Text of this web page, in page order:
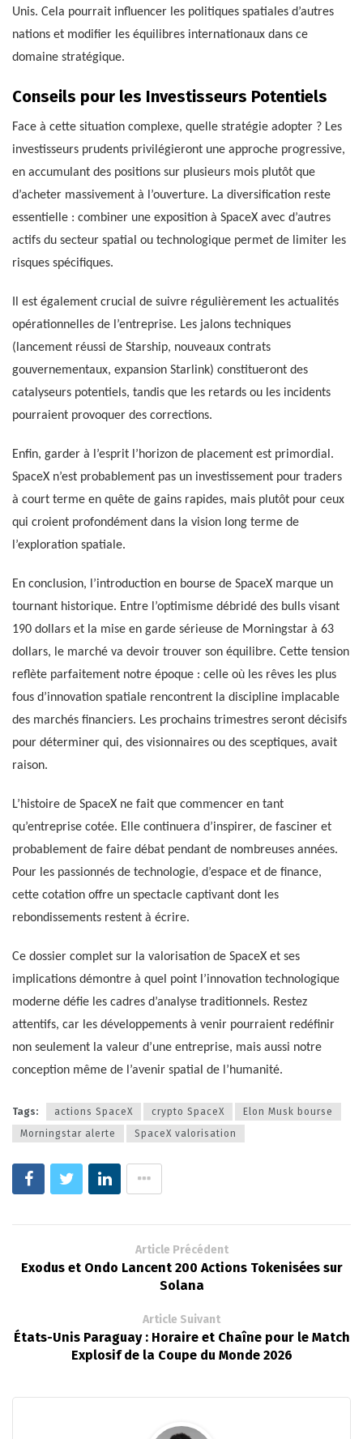
Unis. Cela pourrait influencer les politiques spatiales d’autres
nations et modifier les équilibres internationaux dans ce
domaine stratégique.
Conseils pour les Investisseurs Potentiels
Face à cette situation complexe, quelle stratégie adopter ? Les
investisseurs prudents privilégieront une approche progressive,
en accumulant des positions sur plusieurs mois plutôt que
d’acheter massivement à l’ouverture. La diversification reste
essentielle : combiner une exposition à SpaceX avec d’autres
actifs du secteur spatial ou technologique permet de limiter les
risques spécifiques.
Il est également crucial de suivre régulièrement les actualités
opérationnelles de l’entreprise. Les jalons techniques
(lancement réussi de Starship, nouveaux contrats
gouvernementaux, expansion Starlink) constitueront des
catalyseurs potentiels, tandis que les retards ou les incidents
pourraient provoquer des corrections.
Enfin, garder à l’esprit l’horizon de placement est primordial.
SpaceX n’est probablement pas un investissement pour traders
à court terme en quête de gains rapides, mais plutôt pour ceux
qui croient profondément dans la vision long terme de
l’exploration spatiale.
En conclusion, l’introduction en bourse de SpaceX marque un
tournant historique. Entre l’optimisme débridé des bulls visant
190 dollars et la mise en garde sérieuse de Morningstar à 63
dollars, le marché va devoir trouver son équilibre. Cette tension
reflète parfaitement notre époque : celle où les rêves les plus
fous d’innovation spatiale rencontrent la discipline implacable
des marchés financiers. Les prochains trimestres seront décisifs
pour déterminer qui, des visionnaires ou des sceptiques, avait
raison.
L’histoire de SpaceX ne fait que commencer en tant
qu’entreprise cotée. Elle continuera d’inspirer, de fasciner et
probablement de faire débat pendant de nombreuses années.
Pour les passionnés de technologie, d’espace et de finance,
cette cotation offre un spectacle captivant dont les
rebondissements restent à écrire.
Ce dossier complet sur la valorisation de SpaceX et ses
implications démontre à quel point l’innovation technologique
moderne défie les cadres d’analyse traditionnels. Restez
attentifs, car les développements à venir pourraient redéfinir
non seulement la valeur d’une entreprise, mais aussi notre
conception même de l’avenir spatial de l’humanité.
Tags: actions SpaceX crypto SpaceX
Elon Musk bourse
Morningstar alerte
SpaceX valorisation
Article Précédent
Exodus et Ondo Lancent 200 Actions Tokenisées sur
Solana
Article Suivant
États-Unis Paraguay : Horaire et Chaîne pour le Match
Explosif de la Coupe du Monde 2026